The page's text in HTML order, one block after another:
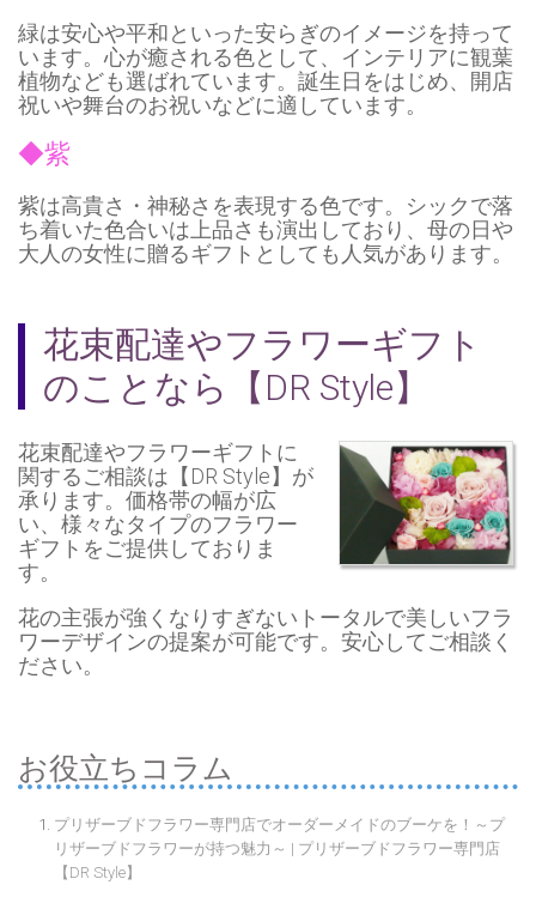
緑は安心や平和といった安らぎのイメージを持って
います。心が癒される色として、インテリアに観葉
植物なども選ばれています。誕生日をはじめ、開店
祝いや舞台のお祝いなどに適しています。
◆紫
紫は高貴さ・神秘さを表現する色です。シックで落
ち着いた色合いは上品さも演出しており、母の日や
大人の女性に贈るギフトとしても人気があります。
花束配達やフラワーギフト
のことなら【DR Style】
花束配達やフラワーギフトに
関するご相談は【DR Style】が
承ります。価格帯の幅が広
い、様々なタイプのフラワー
ギフトをご提供しておりま
す。
花の主張が強くなりすぎないトータルで美しいフラ
ワーデザインの提案が可能です。安心してご相談く
ださい。
お役立ちコラム
プリザーブドフラワー専門店でオーダーメイドのブーケを！～プ
リザーブドフラワーが持つ魅力～ | プリザーブドフラワー専門店
【DR Style】